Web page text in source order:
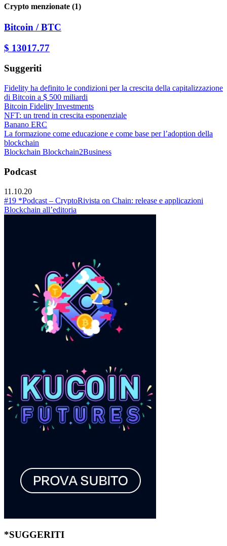
Crypto menzionate (1)
Bitcoin / BTC
$ 13017.77
Suggeriti
Fidelity ha definito le condizioni per la crescita della capitalizzazione
di Bitcoin a $ 500 miliardi
Bitcoin Fidelity Investments
NFT: un trend in crescita esponenziale
Banano ERC
La formazione come educazione e come base per l’adoption della
blockchain
Blockchain Blockchain2Business
Podcast
11.10.20
#19 *Podcast – CryptoRivista on Chain: release e applicazioni
Blockchain all’editoria
*SUGGERITI